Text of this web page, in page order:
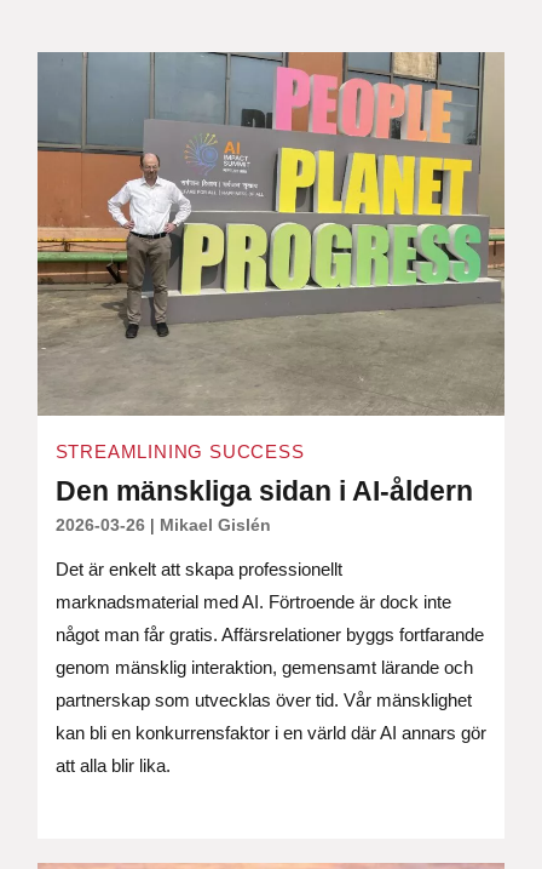
STREAMLINING SUCCESS
Den mänskliga sidan i AI-åldern
2026-03-26| Mikael Gislén
Det är enkelt att skapa professionellt
marknadsmaterial med AI. Förtroende är dock inte
något man får gratis. Affärsrelationer byggs fortfarande
genom mänsklig interaktion, gemensamt lärande och
partnerskap som utvecklas över tid. Vår mänsklighet
kan bli en konkurrensfaktor i en värld där AI annars gör
att alla blir lika.